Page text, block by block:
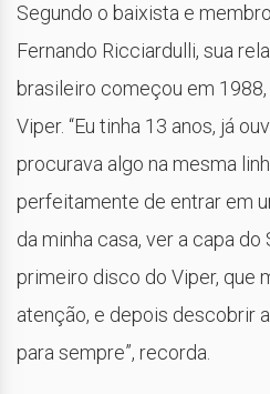
Segundo o baixista e
Fernando Ricciardulli, sua
brasileiro começou em
Viper. “Eu tinha 13 anos, já
procurava algo na mesma
perfeitamente de entrar em
da minha casa, ver a capa
primeiro disco do Viper, que
atenção, e depois descobrir
para sempre”, recorda.